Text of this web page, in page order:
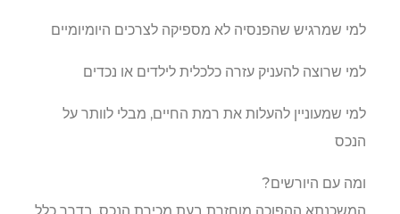
למי שמרגיש שהפנסיה לא מספיקה לצרכים היומיומיים
למי שרוצה להעניק עזרה כלכלית לילדים או נכדים
למי שמעוניין להעלות את רמת החיים, מבלי לוותר על
הנכס
ומה עם היורשים?